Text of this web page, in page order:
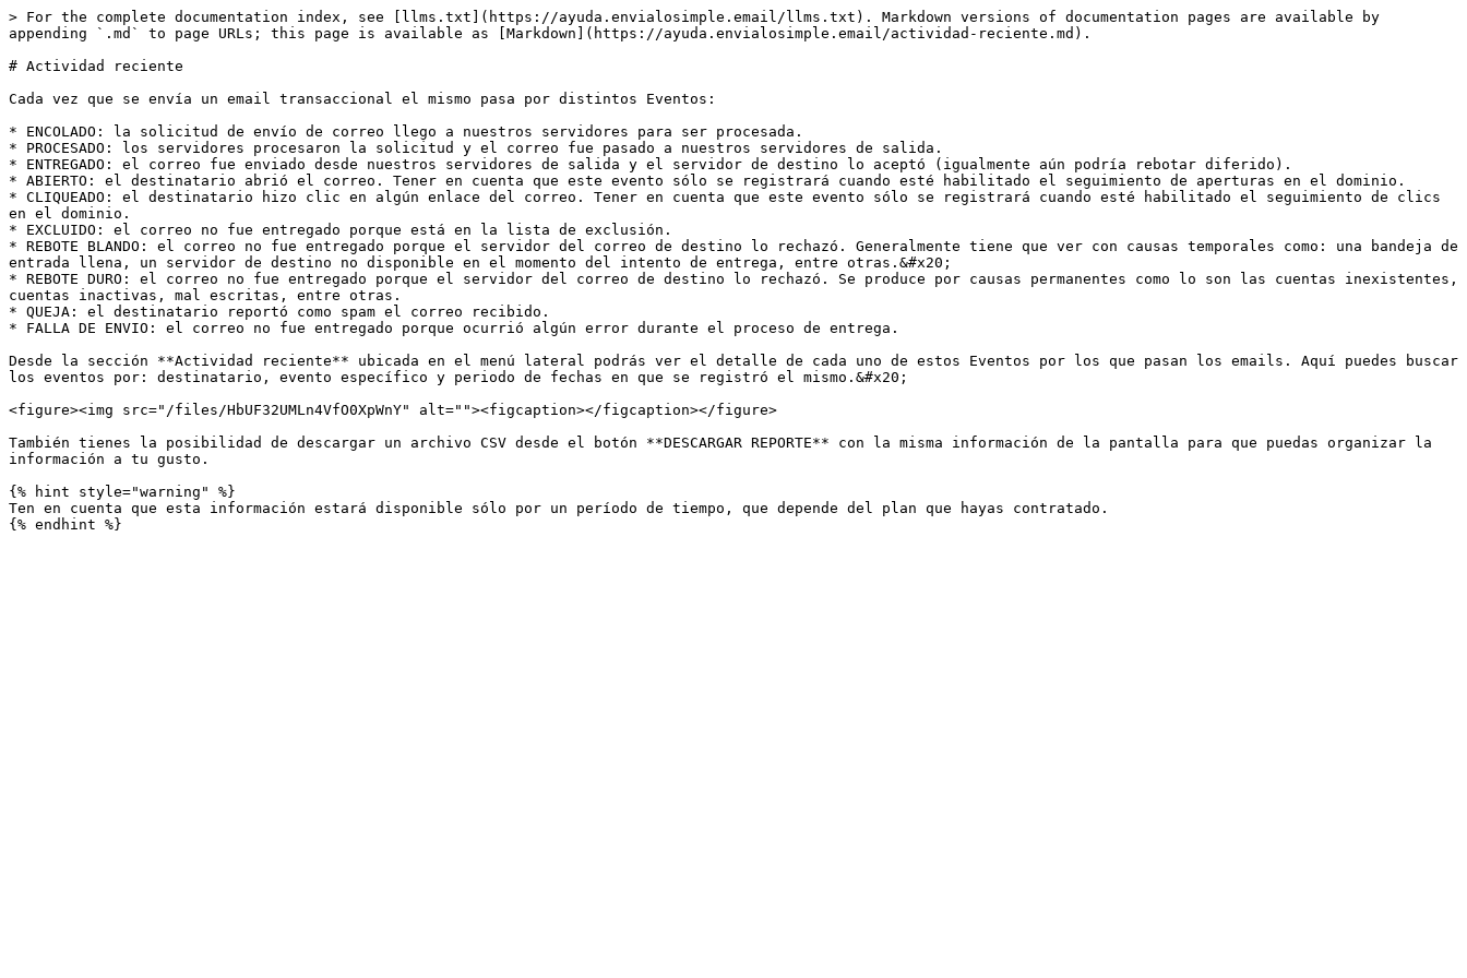
> For the complete documentation index, see [llms.txt](https://ayuda.envialosimple.email/llms.txt). Markdown versions of documentation pages are available by
appending `.md` to page URLs; this page is available as [Markdown](https://ayuda.envialosimple.email/actividad-reciente.md).
# Actividad reciente
Cada vez que se envía un email transaccional el mismo pasa por distintos Eventos:
* ENCOLADO: la solicitud de envío de correo llego a nuestros servidores para ser procesada.
* PROCESADO: los servidores procesaron la solicitud y el correo fue pasado a nuestros servidores de salida.
* ENTREGADO: el correo fue enviado desde nuestros servidores de salida y el servidor de destino lo aceptó (igualmente aún podría rebotar diferido).
* ABIERTO: el destinatario abrió el correo. Tener en cuenta que este evento sólo se registrará cuando esté habilitado el seguimiento de aperturas en el dominio.
* CLIQUEADO: el destinatario hizo clic en algún enlace del correo. Tener en cuenta que este evento sólo se registrará cuando esté habilitado el seguimiento de clics
en el dominio.
* EXCLUIDO: el correo no fue entregado porque está en la lista de exclusión.
* REBOTE BLANDO: el correo no fue entregado porque el servidor del correo de destino lo rechazó. Generalmente tiene que ver con causas temporales como: una bandeja de
entrada llena, un servidor de destino no disponible en el momento del intento de entrega, entre otras.&#x20;
* REBOTE DURO: el correo no fue entregado porque el servidor del correo de destino lo rechazó. Se produce por causas permanentes como lo son las cuentas inexistentes,
cuentas inactivas, mal escritas, entre otras.
* QUEJA: el destinatario reportó como spam el correo recibido.
* FALLA DE ENVIO: el correo no fue entregado porque ocurrió algún error durante el proceso de entrega.
Desde la sección **Actividad reciente** ubicada en el menú lateral podrás ver el detalle de cada uno de estos Eventos por los que pasan los emails. Aquí puedes buscar
los eventos por: destinatario, evento específico y periodo de fechas en que se registró el mismo.&#x20;
<figure><img src="/files/HbUF32UMLn4VfO0XpWnY" alt=""><figcaption></figcaption></figure>
También tienes la posibilidad de descargar un archivo CSV desde el botón **DESCARGAR REPORTE** con la misma información de la pantalla para que puedas organizar la
información a tu gusto.
{% hint style="warning" %}
Ten en cuenta que esta información estará disponible sólo por un período de tiempo, que depende del plan que hayas contratado.